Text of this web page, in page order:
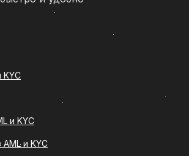
как
всех этапов,
(Usdt
карту.
KYC
и KYC
и KYC